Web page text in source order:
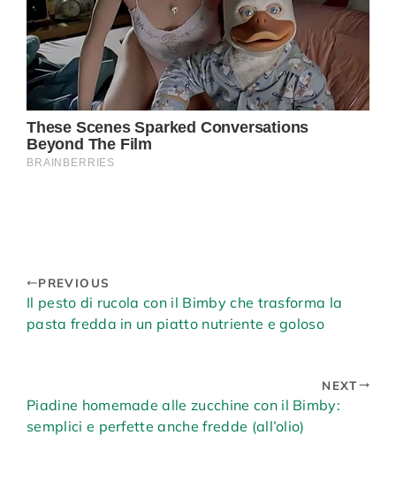
PREVIOUS
Il pesto di rucola con il Bimby che trasforma la
pasta fredda in un piatto nutriente e goloso
NEXT
Piadine homemade alle zucchine con il Bimby:
semplici e perfette anche fredde (all’olio)